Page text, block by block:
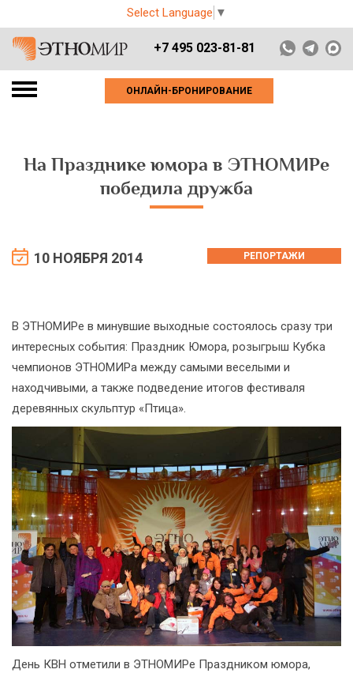
Select Language ▼
+7 495 023-81-81
ОНЛАЙН-БРОНИРОВАНИЕ
На Празднике юмора в ЭТНОМИРе
победила дружба
10 НОЯБРЯ 2014 РЕПОРТАЖИ
В ЭТНОМИРе в минувшие выходные состоялось сразу три
интересных события: Праздник Юмора, розыгрыш Кубка
чемпионов ЭТНОМИРа между самыми веселыми и
находчивыми, а также подведение итогов фестиваля
деревянных скульптур «Птица».
День КВН отметили в ЭТНОМИРе Праздником юмора,